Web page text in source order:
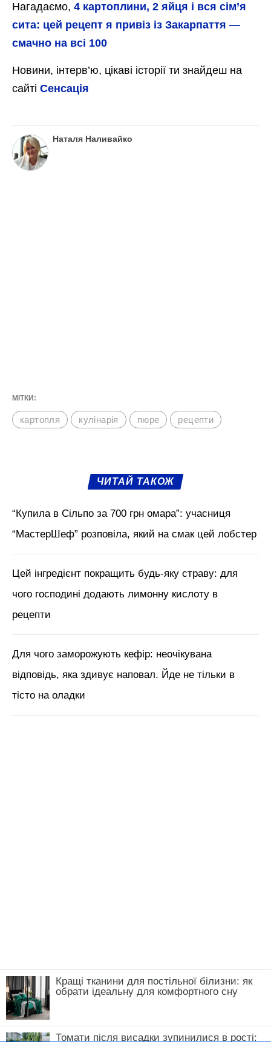
Нагадаємо, 4 картоплини, 2 яйця і вся сім’я
сита: цей рецепт я привіз із Закарпаття —
смачно на всі 100
Новини, інтерв’ю, цікаві історії ти знайдеш на
сайті Сенсація
Наталя Наливайко
МІТКИ:
картопля кулінарія пюре рецепти
ЧИТАЙ ТАКОЖ
“Купила в Сільпо за 700 грн омара”: учасниця
“МастерШеф” розповіла, який на смак цей лобстер
Цей інгредієнт покращить будь-яку страву: для
чого господині додають лимонну кислоту в
рецепти
Для чого заморожують кефір: неочікувана
відповідь, яка здивує наповал. Йде не тільки в
тісто на оладки
Кращі тканини для постільної білизни: як
обрати ідеальну для комфортного сну
Томати після висадки зупинилися в рості: